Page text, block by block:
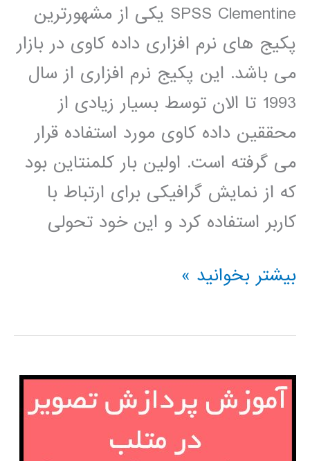
متلب
SPSS Clementine یکی از مشهورترین
پکیج های نرم افزاری داده کاوی در بازار
می باشد. این پکیج نرم افزاری از سال
1993 تا الان توسط بسیار زیادی از
محققین داده کاوی مورد استفاده قرار
می گرفته است. اولین بار کلمنتاین بود
که از نمایش گرافیکی برای ارتباط با
کاربر استفاده کرد و این خود تحولی
فیلم
کلمنتاین
بیشتر بخوانید »